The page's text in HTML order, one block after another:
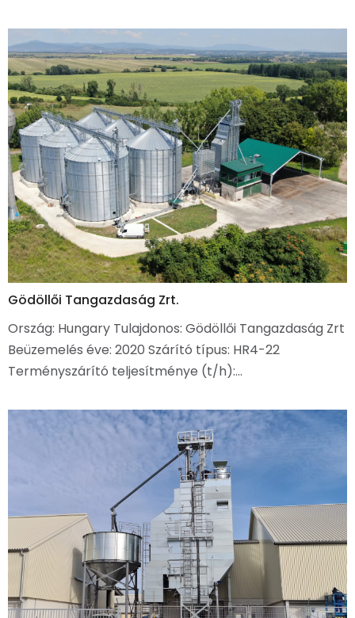
Gödöllői Tangazdaság Zrt.
Ország: Hungary Tulajdonos: Gödöllői Tangazdaság Zrt
Beüzemelés éve: 2020 Szárító típus: HR4-22
Terményszárító teljesítménye (t/h):…